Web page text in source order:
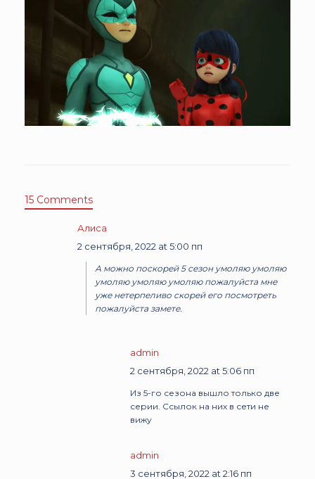
15 Comments
Алиса
2 сентября, 2022 at 5:00 пп
А можно поскорей 5 сезон умоляю умоляю
умоляю умоляю умоляю пожалуйста мне
уже нетерпеливо скорей его посмотреть
пожалуйста замете.
admin
2 сентября, 2022 at 5:06 пп
Из 5-го сезона вышло только две
серии. Ссылок на них в сети не
вижу
admin
3 сентября, 2022 at 2:16 пп